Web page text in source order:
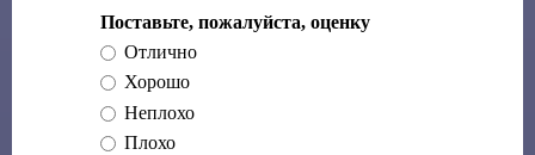
Поставьте, пожалуйста, оценку
Отлично
Хорошо
Неплохо
Плохо